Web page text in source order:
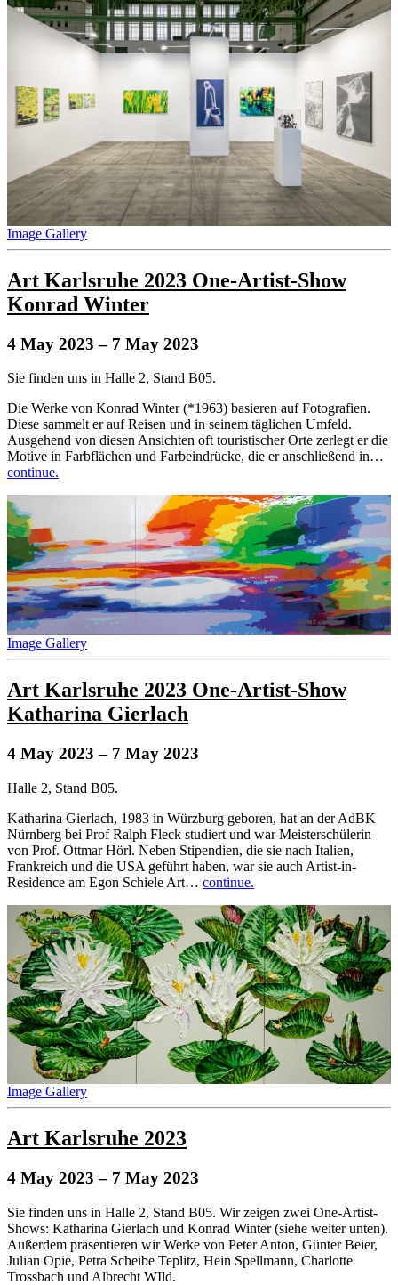
Image Gallery
Art Karlsruhe 2023 One-Artist-Show
Konrad Winter
4 May 2023 – 7 May 2023
Sie finden uns in Halle 2, Stand B05.
Die Werke von Konrad Winter (*1963) basieren auf Fotografien.
Diese sammelt er auf Reisen und in seinem täglichen Umfeld.
Ausgehend von diesen Ansichten oft touristischer Orte zerlegt er die
Motive in Farbflächen und Farbeindrücke, die er anschließend in…
continue.
Image Gallery
Art Karlsruhe 2023 One-Artist-Show
Katharina Gierlach
4 May 2023 – 7 May 2023
Halle 2, Stand B05.
Katharina Gierlach, 1983 in Würzburg geboren, hat an der AdBK
Nürnberg bei Prof Ralph Fleck studiert und war Meisterschülerin
von Prof. Ottmar Hörl. Neben Stipendien, die sie nach Italien,
Frankreich und die USA geführt haben, war sie auch Artist-in-
Residence am Egon Schiele Art… continue.
Image Gallery
Art Karlsruhe 2023
4 May 2023 – 7 May 2023
Sie finden uns in Halle 2, Stand B05. Wir zeigen zwei One-Artist-
Shows: Katharina Gierlach und Konrad Winter (siehe weiter unten).
Außerdem präsentieren wir Werke von Peter Anton, Günter Beier,
Julian Opie, Petra Scheibe Teplitz, Hein Spellmann, Charlotte
Trossbach und Albrecht WIld.